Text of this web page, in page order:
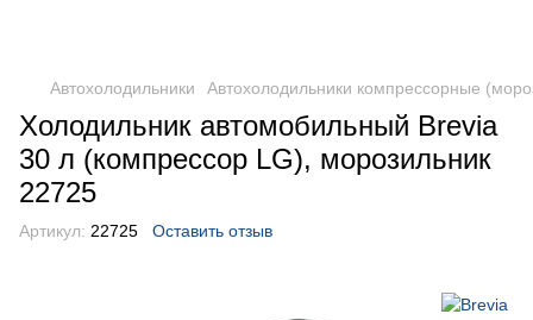
Автохолодильники Автохолодильники компрессорные
Холодильник автомобильный Brevia
30 л (компрессор LG), морозильник
22725
Артикул: 22725 Оставить отзыв